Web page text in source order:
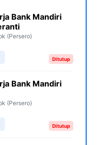
Bank Mandiri
(Persero)
Ditutup
Bank Mandiri
(Persero)
Ditutup